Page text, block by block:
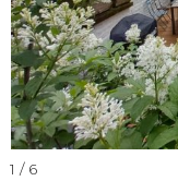
1 / 6